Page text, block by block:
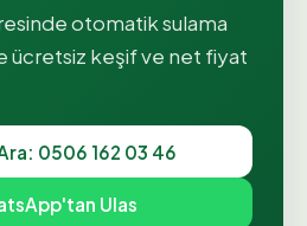
otomatik sulama
ücretsiz keşif ve net fiyat
0506 162 03 46
Ulas